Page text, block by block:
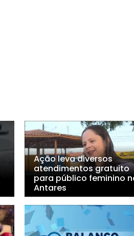
Ação leva diversos
atendimentos gratuito
para público feminino
Antares